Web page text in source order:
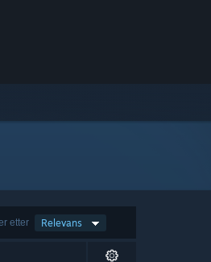
etter Relevans